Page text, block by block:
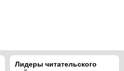
Лидеры читательского